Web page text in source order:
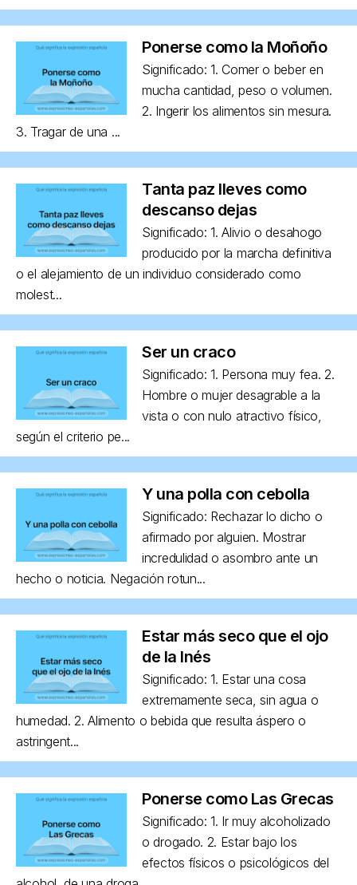
Ponerse como la Moñoño
Significado: 1. Comer o beber en
mucha cantidad, peso o volumen.
2. Ingerir los alimentos sin mesura.
3. Tragar de una ...
Tanta paz lleves como
descanso dejas
Significado: 1. Alivio o desahogo
producido por la marcha definitiva
o el alejamiento de un individuo considerado como
molest...
Ser un craco
Significado: 1. Persona muy fea. 2.
Hombre o mujer desagrable a la
vista o con nulo atractivo físico,
según el criterio pe...
Y una polla con cebolla
Significado: Rechazar lo dicho o
afirmado por alguien. Mostrar
incredulidad o asombro ante un
hecho o noticia. Negación rotun...
Estar más seco que el ojo
de la Inés
Significado: 1. Estar una cosa
extremamente seca, sin agua o
humedad. 2. Alimento o bebida que resulta áspero o
astringent...
Ponerse como Las Grecas
Significado: 1. Ir muy alcoholizado
o drogado. 2. Estar bajo los
efectos físicos o psicológicos del